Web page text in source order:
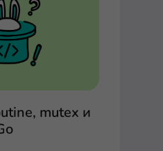
mutex и